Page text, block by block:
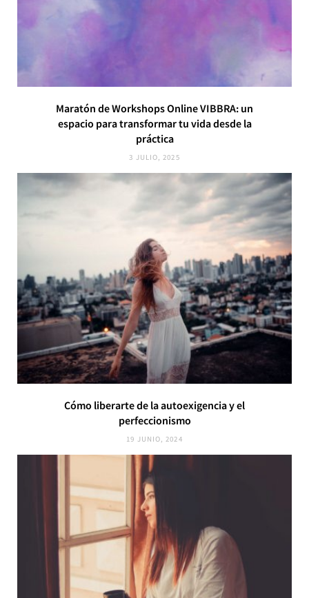
Maratón de Workshops Online VIBBRA: un
espacio para transformar tu vida desde la
práctica
3 JULIO, 2025
Cómo liberarte de la autoexigencia y el
perfeccionismo
19 JUNIO, 2024